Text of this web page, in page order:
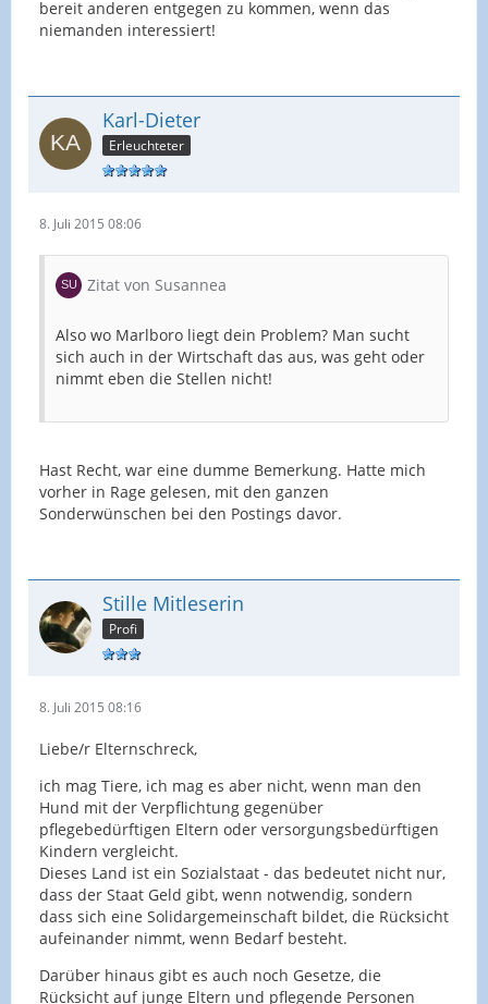
bereit anderen entgegen zu kommen, wenn das
niemanden interessiert!
Karl-Dieter
Erleuchteter
8. Juli 2015 08:06
Zitat von Susannea
Also wo Marlboro liegt dein Problem? Man sucht
sich auch in der Wirtschaft das aus, was geht oder
nimmt eben die Stellen nicht!
Hast Recht, war eine dumme Bemerkung. Hatte mich
vorher in Rage gelesen, mit den ganzen
Sonderwünschen bei den Postings davor.
Stille Mitleserin
Profi
8. Juli 2015 08:16
Liebe/r Elternschreck,
ich mag Tiere, ich mag es aber nicht, wenn man den
Hund mit der Verpflichtung gegenüber
pflegebedürftigen Eltern oder versorgungsbedürftigen
Kindern vergleicht.
Dieses Land ist ein Sozialstaat - das bedeutet nicht nur,
dass der Staat Geld gibt, wenn notwendig, sondern
dass sich eine Solidargemeinschaft bildet, die Rücksicht
aufeinander nimmt, wenn Bedarf besteht.
Darüber hinaus gibt es auch noch Gesetze, die
Rücksicht auf junge Eltern und pflegende Personen